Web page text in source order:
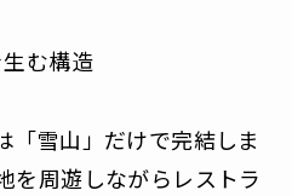
む構造
「雪山」だけで完結しま
を周遊しながらレストラ